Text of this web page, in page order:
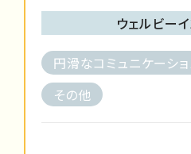
ウェルビー
円滑なコミュニケーシ
その他